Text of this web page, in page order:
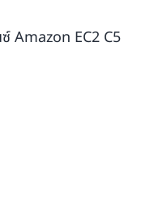
Amazon EC2 C5